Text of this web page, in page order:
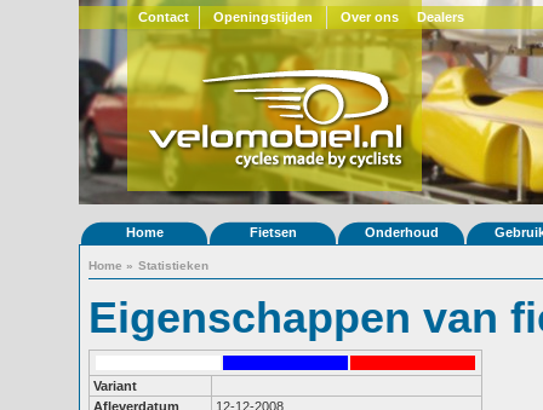
Contact Openingstijden Over ons Dealers
Home Fietsen Onderhoud
Home » Statistieken
Eigenschappen van
Variant
Afleverdatum
12-12-2008